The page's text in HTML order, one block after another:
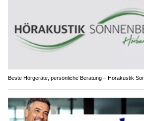
Beste Hörgeräte, persönliche Beratung – Hörakustik